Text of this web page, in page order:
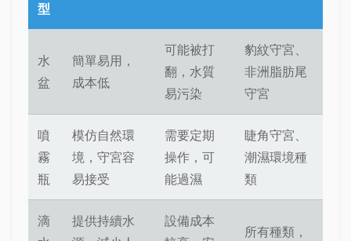
型
水
盆
簡單易用，
成本低
可能被打
翻，水質
易污染
豹紋守宮、
非洲脂肪尾
守宮
噴
霧
瓶
模仿自然環
境，守宮容
易接受
需要定期
操作，可
能過濕
睫角守宮、
潮濕環境種
類
滴
提供持續水
設備成本
所有種類，